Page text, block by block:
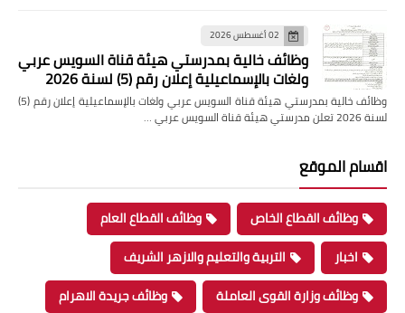
02 أغسطس 2026
وظائف خالية بمدرستي هيئة قناة السويس عربي
ولغات بالإسماعيلية إعلان رقم (5) لسنة 2026
وظائف خالية بمدرستي هيئة قناة السويس عربي ولغات بالإسماعيلية إعلان رقم (5)
لسنة 2026 تعلن مدرستي هيئة قناة السويس عربي …
اقسام الموقع
وظائف القطاع الخاص
وظائف القطاع العام
اخبار
التربية والتعليم والازهر الشريف
وظائف وزارة القوى العاملة
وظائف جريدة الاهرام